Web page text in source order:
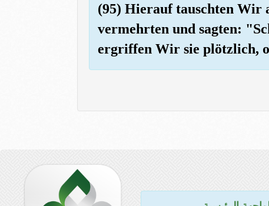
(95) Hierauf tauschten Wir
vermehrten und sagten:
ergriffen Wir sie plötzlich,